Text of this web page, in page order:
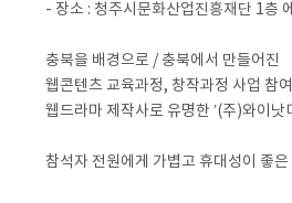
- 장소 : 청주시문화산업진흥재단 1층
충북을 배경으로 / 충북에서 만들어진
웹콘텐츠 교육과정, 창작과정 사업 참
웹드라마 제작사로 유명한 ’(주)와이
참석자 전원에게 가볍고 휴대성이 좋